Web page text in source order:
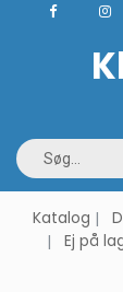
Katalog
Ej på